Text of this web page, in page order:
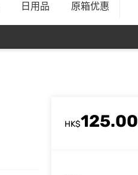
日用品 原箱优惠
HK$125.00